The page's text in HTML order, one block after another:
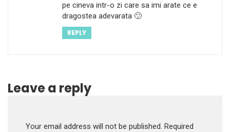
pe cineva intr-o zi care sa imi arate ce e
dragostea adevarata 🙂
REPLY
Leave a reply
Your email address will not be published. Required